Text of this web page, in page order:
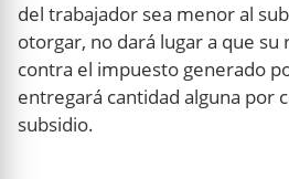
del trabajador sea menor al
otorgar, no dará lugar a que
contra el impuesto generado
entregará cantidad alguna por
subsidio.